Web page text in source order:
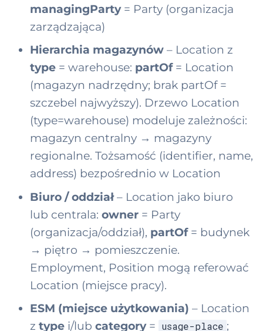
managingParty= Party (organizacja
zarządzająca)
Hierarchia magazynów – Location z
type = warehouse: partOf= Location
(magazyn nadrzędny; brak partOf =
szczebel najwyższy). Drzewo Location
(type=warehouse) modeluje zależności:
magazyn centralny → magazyny
regionalne. Tożsamość (identifier, name,
address) bezpośrednio w Location
Biuro / oddział– Location jako biuro
lub centrala:owner = Party
(organizacja/oddział), partOf= budynek
→ piętro → pomieszczenie.
Employment, Position mogą referować
Location (miejsce pracy).
ESM (miejsce użytkowania) – Location
ztype i/lubcategory= usage-place ;